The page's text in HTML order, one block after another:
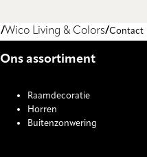
Wico Living & Colors Contact
Ons assortiment
Raamdecoratie
Horren
Buitenzonwering